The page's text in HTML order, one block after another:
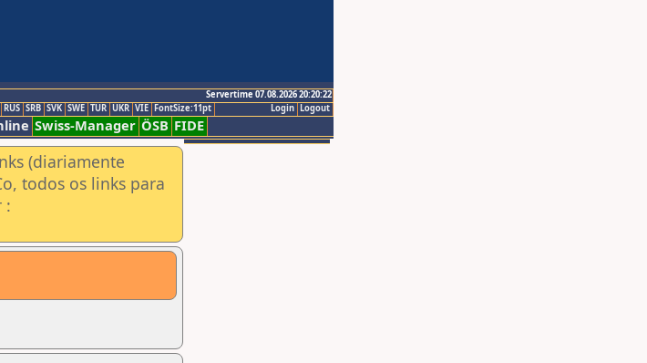
Servertime 07.08.2026 20:20:22
Logout
Login
RUS SRB SVK SWE TUR UKR VIE FontSize:11pt
Swiss-Manager ÖSB FIDE
(diariamente
todos os links para
: